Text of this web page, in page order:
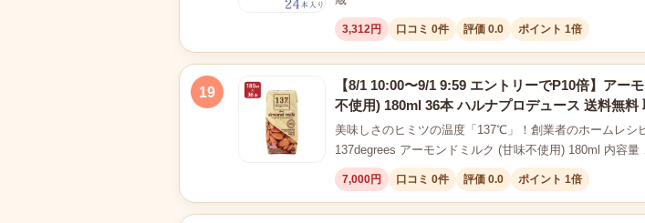
3,312円 口コミ 0件 評価 0.0 ポイント 1倍
19
【8/1 10:00〜9/1 9:59 エントリーでP10倍】ア
不使用) 180ml 36本 ハルナプロデュース 送料無料
美味しさのヒミツの温度「137℃」！創業者のホームレシ
137degrees アーモンドミルク (甘味不使用) 180ml 内容
7,000円 口コミ 0件 評価 0.0 ポイント 1倍